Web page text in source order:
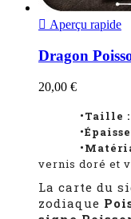
 Aperçu rapide
Dragon
20,00 €
•Taille :
vernis doré et
La carte du
zodiaque